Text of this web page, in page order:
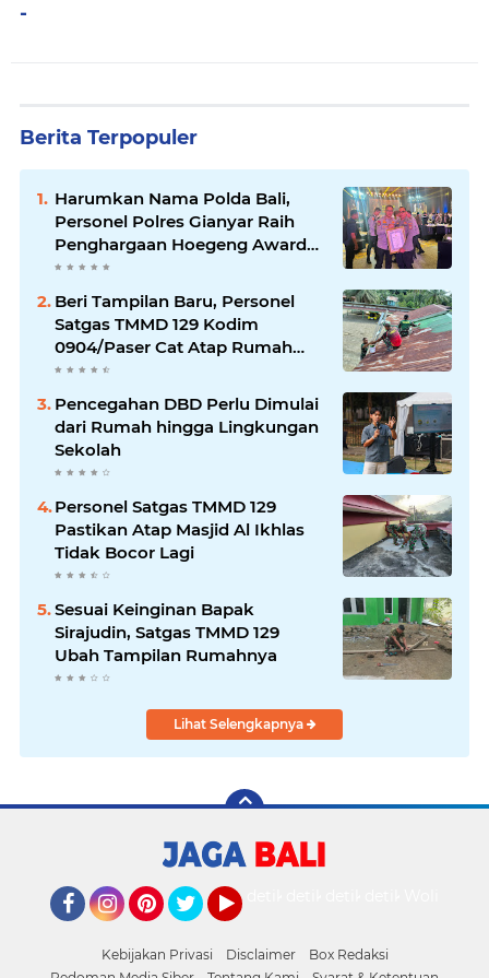
-
Berita Terpopuler
Harumkan Nama Polda Bali,
Personel Polres Gianyar Raih
Penghargaan Hoegeng Awards
2026
Beri Tampilan Baru, Personel
Satgas TMMD 129 Kodim
0904/Paser Cat Atap Rumah
Marbot
Pencegahan DBD Perlu Dimulai
dari Rumah hingga Lingkungan
Sekolah
Personel Satgas TMMD 129
Pastikan Atap Masjid Al Ikhlas
Tidak Bocor Lagi
Sesuai Keinginan Bapak
Sirajudin, Satgas TMMD 129
Ubah Tampilan Rumahnya
Lihat Selengkapnya
Kebijakan Privasi Disclaimer
Box Redaksi